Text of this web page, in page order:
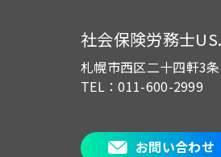
社会保険労務士
札幌市西区二十四軒3
TEL：011-600-2999
お問い合わせ